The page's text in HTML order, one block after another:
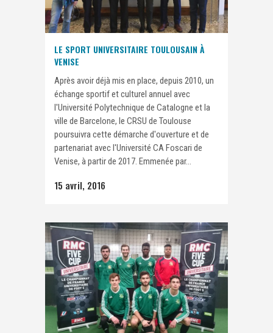
LE SPORT UNIVERSITAIRE TOULOUSAIN À
VENISE
Après avoir déjà mis en place, depuis 2010, un
échange sportif et culturel annuel avec
l'Université Polytechnique de Catalogne et la
ville de Barcelone, le CRSU de Toulouse
poursuivra cette démarche d'ouverture et de
partenariat avec l'Université CA Foscari de
Venise, à partir de 2017. Emmenée par...
15 avril, 2016